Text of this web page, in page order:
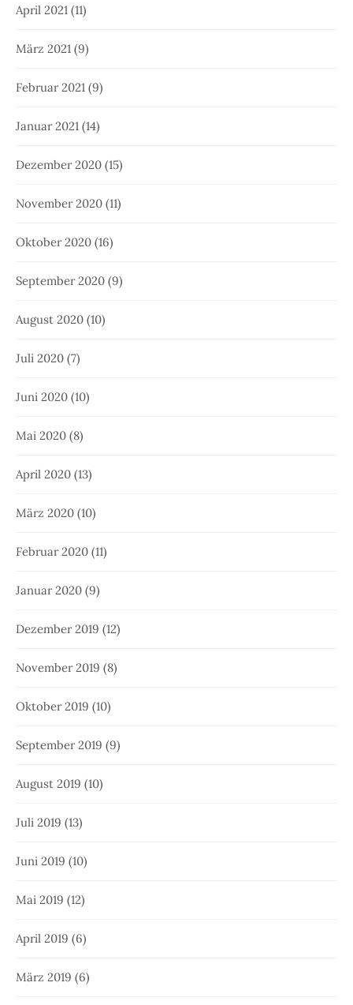
April 2021 (11)
März 2021 (9)
Februar 2021 (9)
Januar 2021 (14)
Dezember 2020 (15)
November 2020 (11)
Oktober 2020 (16)
September 2020 (9)
August 2020 (10)
Juli 2020 (7)
Juni 2020 (10)
Mai 2020 (8)
April 2020 (13)
März 2020 (10)
Februar 2020 (11)
Januar 2020 (9)
Dezember 2019 (12)
November 2019 (8)
Oktober 2019 (10)
September 2019 (9)
August 2019 (10)
Juli 2019 (13)
Juni 2019 (10)
Mai 2019 (12)
April 2019 (6)
März 2019 (6)